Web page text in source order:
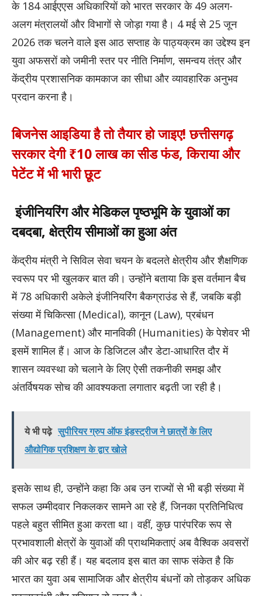
के 184 आईएएस अधिकारियों को भारत सरकार के 49 अलग-
अलग मंत्रालयों और विभागों से जोड़ा गया है। 4 मई से 25 जून
2026 तक चलने वाले इस आठ सप्ताह के पाठ्यक्रम का उद्देश्य इन
युवा अफसरों को जमीनी स्तर पर नीति निर्माण, समन्वय तंत्र और
केंद्रीय प्रशासनिक कामकाज का सीधा और व्यावहारिक अनुभव
प्रदान करना है।
बिजनेस आइडिया है तो तैयार हो जाइए! छत्तीसगढ़
सरकार देगी ₹10 लाख का सीड फंड, किराया और
पेटेंट में भी भारी छूट
इंजीनियरिंग और मेडिकल पृष्ठभूमि के युवाओं का
दबदबा, क्षेत्रीय सीमाओं का हुआ अंत
केंद्रीय मंत्री ने सिविल सेवा चयन के बदलते क्षेत्रीय और शैक्षणिक
स्वरूप पर भी खुलकर बात की। उन्होंने बताया कि इस वर्तमान बैच
में 78 अधिकारी अकेले इंजीनियरिंग बैकग्राउंड से हैं, जबकि बड़ी
संख्या में चिकित्सा (Medical), कानून (Law), प्रबंधन
(Management) और मानविकी (Humanities) के पेशेवर भी
इसमें शामिल हैं। आज के डिजिटल और डेटा-आधारित दौर में
शासन व्यवस्था को चलाने के लिए ऐसी तकनीकी समझ और
अंतर्विषयक सोच की आवश्यकता लगातार बढ़ती जा रही है।
ये भी पढ़े सुपीरियर ग्रुप ऑफ इंडस्ट्रीज ने छात्रों के लिए
औद्योगिक प्रशिक्षण के द्वार खोले
इसके साथ ही, उन्होंने कहा कि अब उन राज्यों से भी बड़ी संख्या में
सफल उम्मीदवार निकलकर सामने आ रहे हैं, जिनका प्रतिनिधित्व
पहले बहुत सीमित हुआ करता था। वहीं, कुछ पारंपरिक रूप से
प्रभावशाली क्षेत्रों के युवाओं की प्राथमिकताएं अब वैश्विक अवसरों
की ओर बढ़ रही हैं। यह बदलाव इस बात का साफ संकेत है कि
भारत का युवा अब सामाजिक और क्षेत्रीय बंधनों को तोड़कर अधिक